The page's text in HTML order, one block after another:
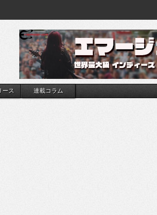
ース 連載コラム